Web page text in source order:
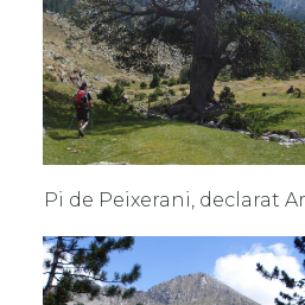
Pi de Peixerani, declarat